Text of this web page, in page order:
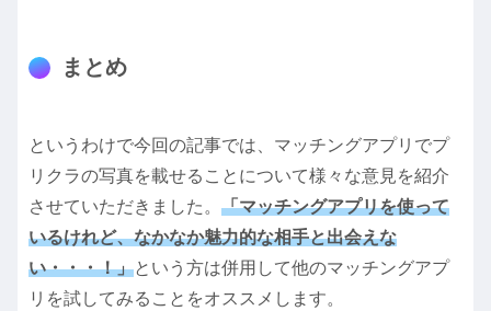
まとめ
というわけで今回の記事では、マッチングアプリでプ
リクラの写真を載せることについて様々な意見を紹介
させていただきました。 「マッチングアプリを使って
いるけれど、なかなか魅力的な相手と出会えな
い・・・！」という方は併用して他のマッチングアプ
リを試してみることをオススメします。